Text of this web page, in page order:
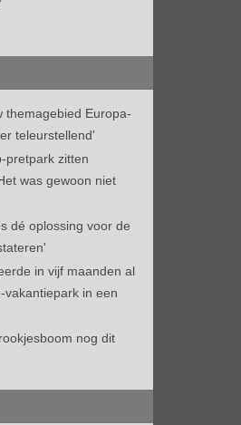
themagebied Europa-
teleurstellend'
pretpark zitten
was gewoon niet
dé oplossing voor de
in vijf maanden al
vakantiepark in een
nog dit